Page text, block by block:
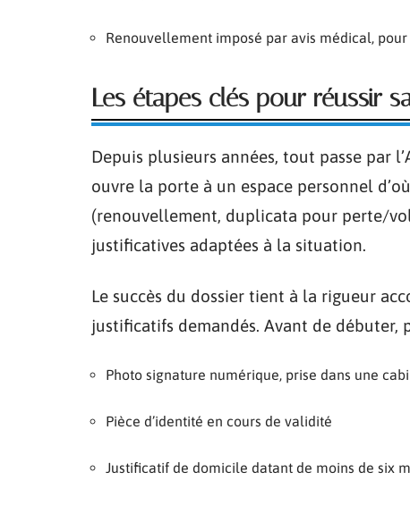
Renouvellement imposé par avis médical,
Les étapes clés pour réussir
Depuis plusieurs années, tout passe par
ouvre la porte à un espace personnel
(renouvellement, duplicata pour perte/
justificatives adaptées à la situation.
Le succès du dossier tient à la rigueur
justificatifs demandés. Avant de débuter,
Photo signature numérique, prise dans une
Pièce d’identité en cours de validité
Justificatif de domicile datant de moins de six